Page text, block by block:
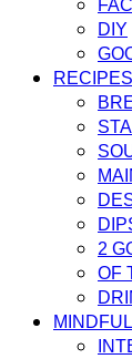
DIY
RECIPES
2
OF